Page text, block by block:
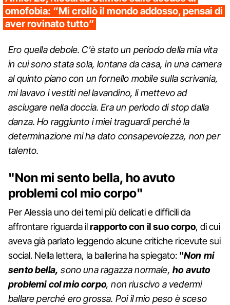
omofobia: “Mi crollò il mondo addosso, pensai di
aver rovinato tutto”
Ero quella debole. C'è stato un periodo della mia vita
in cui sono stata sola, lontana da casa, in una camera
al quinto piano con un fornello mobile sulla scrivania,
mi lavavo i vestiti nel lavandino, li mettevo ad
asciugare nella doccia. Era un periodo di stop dalla
danza. Ho raggiunto i miei traguardi perché la
determinazione mi ha dato consapevolezza, non per
talento.
"Non mi sento bella, ho avuto
problemi col mio corpo"
Per Alessia uno dei temi più delicati e difficili da
affrontare riguarda ilrapporto con il suo corpo, di cui
aveva già parlato leggendo alcune critiche ricevute sui
social. Nella lettera, la ballerina ha spiegato: "Non mi
sento bella, sono una ragazza normale,ho avuto
problemi col mio corpo, non riuscivo a vedermi
ballare perché ero grossa. Poi il mio peso è sceso